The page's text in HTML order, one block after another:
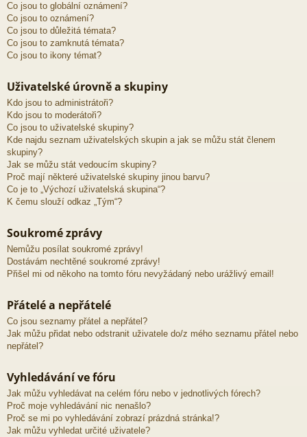
Co jsou to globální oznámení?
Co jsou to oznámení?
Co jsou to důležitá témata?
Co jsou to zamknutá témata?
Co jsou to ikony témat?
Uživatelské úrovně a skupiny
Kdo jsou to administrátoři?
Kdo jsou to moderátoři?
Co jsou to uživatelské skupiny?
Kde najdu seznam uživatelských skupin a jak se můžu stát členem
skupiny?
Jak se můžu stát vedoucím skupiny?
Proč mají některé uživatelské skupiny jinou barvu?
Co je to „Výchozí uživatelská skupina“?
K čemu slouží odkaz „Tým“?
Soukromé zprávy
Nemůžu posílat soukromé zprávy!
Dostávám nechtěné soukromé zprávy!
Přišel mi od někoho na tomto fóru nevyžádaný nebo urážlivý email!
Přátelé a nepřátelé
Co jsou seznamy přátel a nepřátel?
Jak můžu přidat nebo odstranit uživatele do/z mého seznamu přátel nebo
nepřátel?
Vyhledávání ve fóru
Jak můžu vyhledávat na celém fóru nebo v jednotlivých fórech?
Proč moje vyhledávání nic nenašlo?
Proč se mi po vyhledávání zobrazí prázdná stránka!?
Jak můžu vyhledat určité uživatele?